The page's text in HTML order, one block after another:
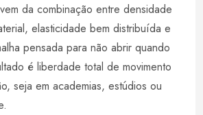
da combinação entre densidade
elasticidade bem distribuída e
pensada para não abrir quando
é liberdade total de movimento
seja em academias, estúdios ou